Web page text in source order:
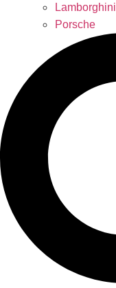
Lamborghini
Porsche